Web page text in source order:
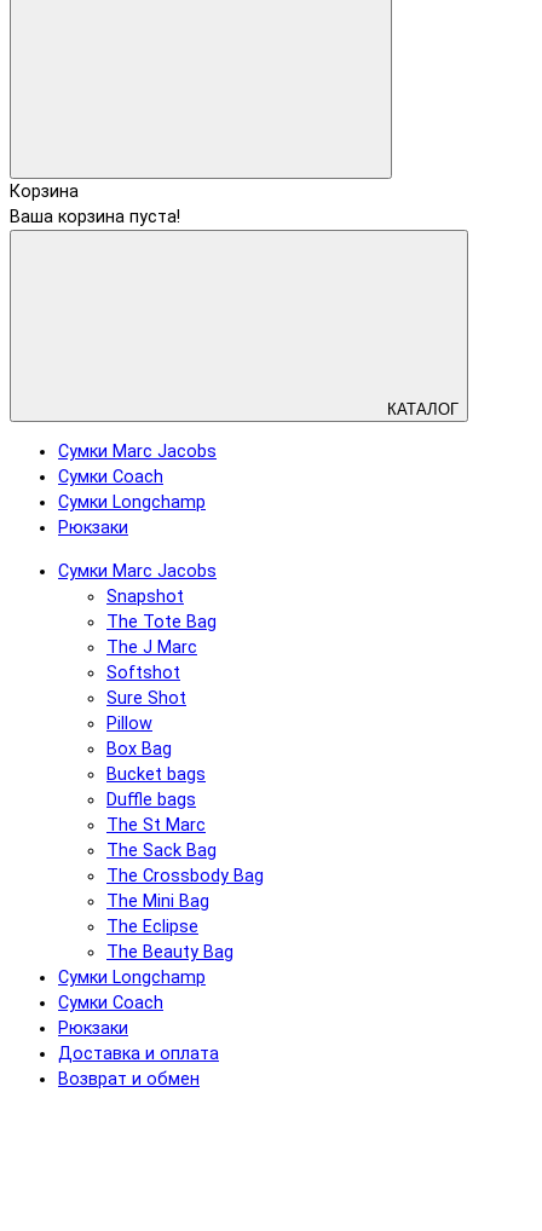
Корзина
Ваша корзина пуста!
КАТАЛОГ
Сумки Marc Jacobs
Сумки Coach
Сумки Longchamp
Рюкзаки
Сумки Marc Jacobs
Snapshot
The Tote Bag
The J Marc
Softshot
Sure Shot
Pillow
Box Bag
Bucket bags
Duffle bags
The St Marc
The Sack Bag
The Crossbody Bag
The Mini Bag
The Eclipse
The Beauty Bag
Сумки Longchamp
Сумки Coach
Рюкзаки
Доставка и оплата
Возврат и обмен